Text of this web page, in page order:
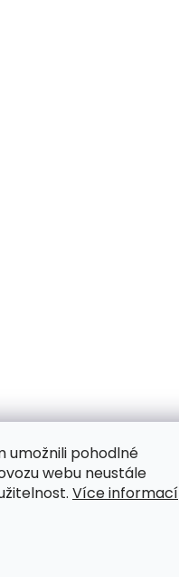
umožnili pohodlné
webu neustále
Více informací